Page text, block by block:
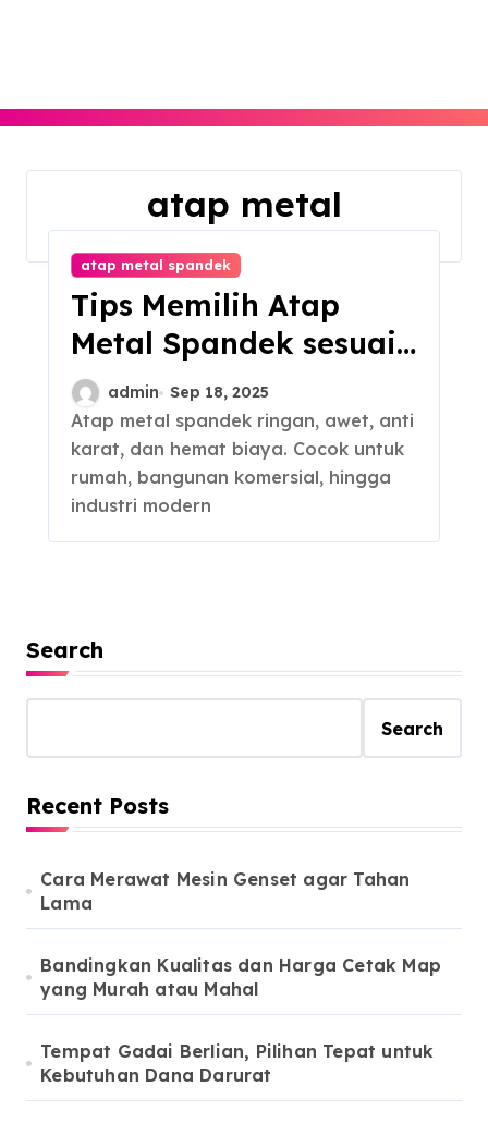
atap metal
atap metal spandek
Tips Memilih Atap
Metal Spandek sesuai
Kebutuhan
admin Sep 18, 2025
Atap metal spandek ringan, awet, anti
karat, dan hemat biaya. Cocok untuk
rumah, bangunan komersial, hingga
industri modern
Search
Search
Recent Posts
Cara Merawat Mesin Genset agar Tahan
Lama
Bandingkan Kualitas dan Harga Cetak Map
yang Murah atau Mahal
Tempat Gadai Berlian, Pilihan Tepat untuk
Kebutuhan Dana Darurat